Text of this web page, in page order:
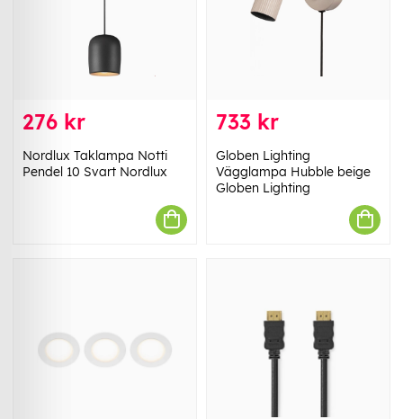
276 kr
Nordlux Taklampa Notti
Pendel 10 Svart Nordlux
733 kr
Globen Lighting
Vägglampa Hubble beige
Globen Lighting